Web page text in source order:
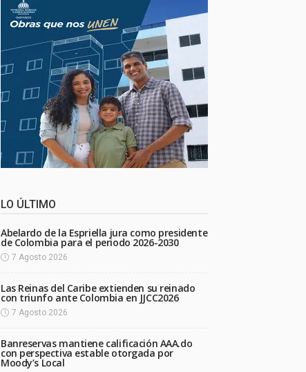
LO ÚLTIMO
Abelardo de la Espriella jura como presidente
de Colombia para el periodo 2026-2030
7 Agosto 2026
Las Reinas del Caribe extienden su reinado
con triunfo ante Colombia en JJCC2026
7 Agosto 2026
Banreservas mantiene calificación AAA.do
con perspectiva estable otorgada por
Moody’s Local